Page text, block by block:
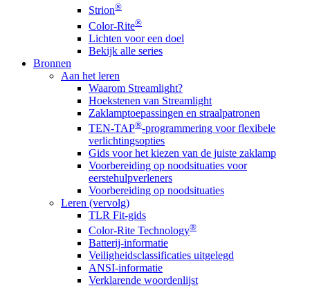
Strion®
Color-Rite®
Lichten voor een doel
Bekijk alle series
Bronnen
Aan het leren
Waarom Streamlight?
Hoekstenen van Streamlight
Zaklamptoepassingen en straalpatronen
TEN-TAP®-programmering voor flexibele
verlichtingsopties
Gids voor het kiezen van de juiste zaklamp
Voorbereiding op noodsituaties voor
eerstehulpverleners
Voorbereiding op noodsituaties
Leren (vervolg)
TLR Fit-gids
Color-Rite Technology®
Batterij-informatie
Veiligheidsclassificaties uitgelegd
ANSI-informatie
Verklarende woordenlijst